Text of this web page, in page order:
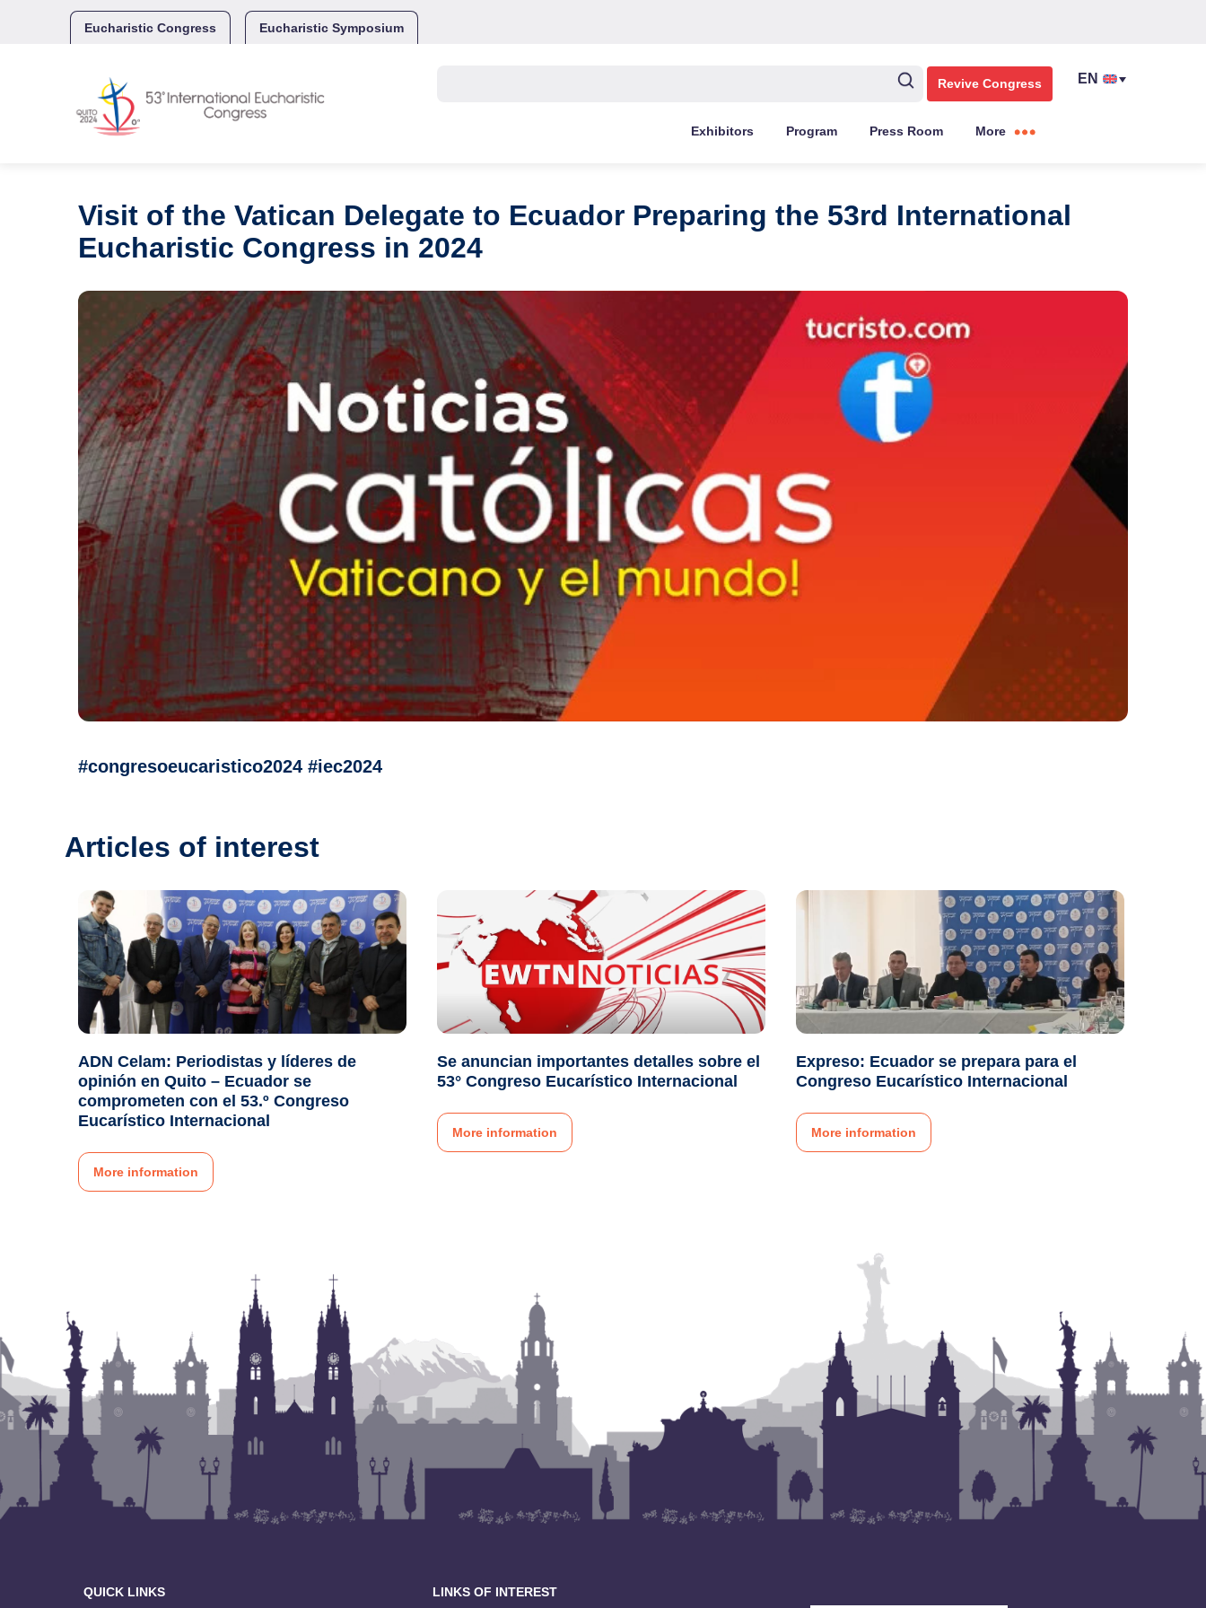
Eucharistic Congress Eucharistic Symposium
Revive Congress
Exhibitors Program Press Room More
Visit of the Vatican Delegate to Ecuador Preparing the 53rd International
Eucharistic Congress in 2024
#congresoeucaristico2024 #iec2024
Articles of interest
ADN Celam: Periodistas y líderes de
opinión en Quito – Ecuador se
comprometen con el 53.º Congreso
Eucarístico Internacional
More information
Se anuncian importantes detalles sobre el
53° Congreso Eucarístico Internacional
More information
Expreso: Ecuador se prepara para el
Congreso Eucarístico Internacional
More information
QUICK LINKS LINKS OF INTEREST